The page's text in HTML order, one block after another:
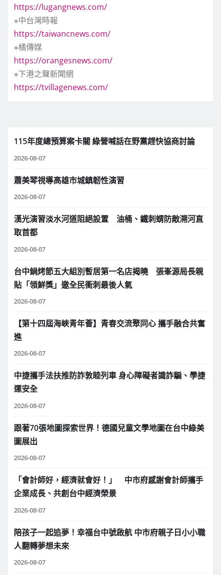
https://lugangnews.com/
※中台灣時報
https://taiwancnews.com/
※橘傳媒
https://orangesnews.com/
※下港之聲新聞網
https://tvillagenews.com/
115年度總預算案卡關 綠營喊話在野黨趕快協商討論
2026-08-07
蕭美琴視導高雄市城鎮韌性演習
2026-08-07
漢光演習淡水河道阻絕設置 油桶、鐵刺蝟防敵溯河直
取首都
2026-08-07
台中鍋烤節五大組別暫居第一名店揭曉 張峯源局長親
貼「領鮮獎」邀全民衝刺最後人氣
2026-08-07
【第十四屆海峽青年薈】青春交流聚同心 攜手融合共奮
進
2026-08-07
中捷攜手法扶推防詐敦睦列車 身心障礙者識詐騙、學捷
運安全
2026-08-07
跟著70張地圖探索世界！德國兒童文學地圖在台中綠美
圖展出
2026-08-07
「會計師好，經濟就會好！」 中市府感謝會計師攜手
企業成長、共創台中經濟榮景
2026-08-07
陪孩子一起追夢！幸福台中號啟航 中市府親子日小小職
人翻轉夢想未來
2026-08-07